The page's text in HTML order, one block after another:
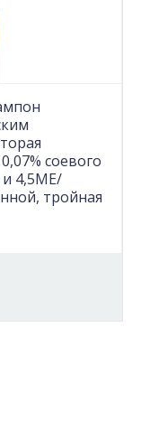
соевого
и 4,5МЕ/
тройная